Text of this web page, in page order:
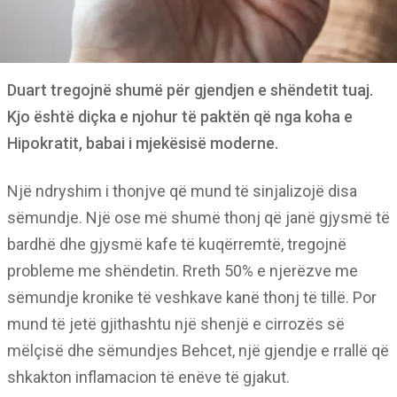
Duart tregojnë shumë për gjendjen e shëndetit tuaj.
Kjo është diçka e njohur të paktën që nga koha e
Hipokratit, babai i mjekësisë moderne.
Një ndryshim i thonjve që mund të sinjalizojë disa
sëmundje. Një ose më shumë thonj që janë gjysmë të
bardhë dhe gjysmë kafe të kuqërremtë, tregojnë
probleme me shëndetin. Rreth 50% e njerëzve me
sëmundje kronike të veshkave kanë thonj të tillë. Por
mund të jetë gjithashtu një shenjë e cirrozës së
mëlçisë dhe sëmundjes Behcet, një gjendje e rrallë që
shkakton inflamacion të enëve të gjakut.